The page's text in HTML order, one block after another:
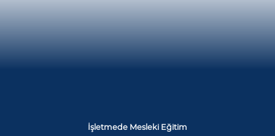
İşletmede Mesleki Eğitim